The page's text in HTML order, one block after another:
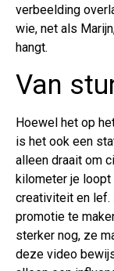
verbeelding
wie, net als
hangt.
Van
Hoewel het op
is het ook een
alleen draait om
kilometer je loopt
creativiteit en lef.
promotie te
sterker nog, ze
deze video